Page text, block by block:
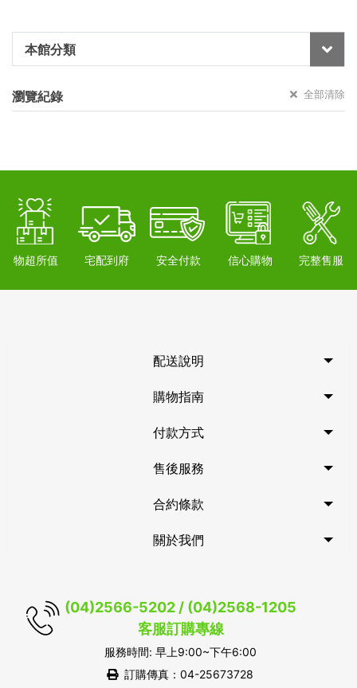
本館分類
瀏覽紀錄 全部清除
物超所值 宅配到府 安全付款 信心購物 完整售服
配送說明
購物指南
付款方式
售後服務
合約條款
關於我們
(04)2566-5202 / (04)2568-1205
客服訂購專線
服務時間: 早上9:00~下午6:00
訂購傳真：04-25673728